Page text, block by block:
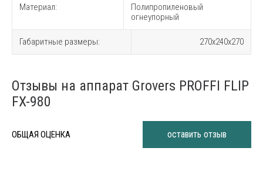
Материал:
Полипропиленовый
огнеупорный
Габаритные размеры: 270х240х270
Отзывы на аппарат Grovers PROFFI FLIP
FX-980
ОБЩАЯ ОЦЕНКА оставить отзыв